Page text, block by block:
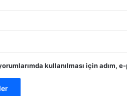
kullanılması için adım,